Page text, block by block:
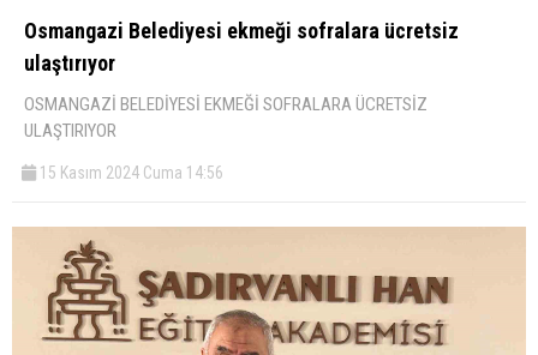
Osmangazi Belediyesi ekmeği sofralara ücretsiz
ulaştırıyor
OSMANGAZİ BELEDİYESİ EKMEĞİ SOFRALARA ÜCRETSİZ
ULAŞTIRIYOR
15 Kasım 2024 Cuma 14:56